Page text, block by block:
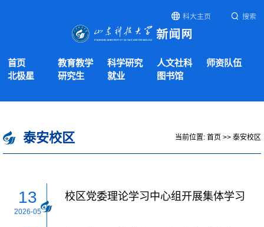
科大主页 搜索
首页 教育教学 科学研究 人文社科
师资队伍
北极星
研究生 就业 图书馆
泰安校区 当前位置: 首页 >> 泰安校区
13
2026-05
校区党委理论学习中心组开展集体学习